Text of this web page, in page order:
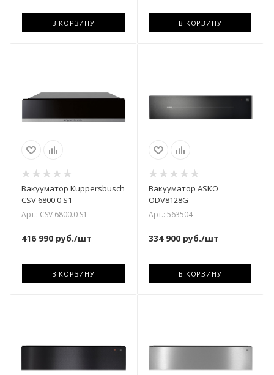
В КОРЗИНУ В КОРЗИНУ
Вакууматор Kuppersbusch
CSV 6800.0 S1
Арт.: CSV 6800.0 S1
416 990 руб./шт
В КОРЗИНУ
Вакууматор ASKO
ODV8128G
Арт.: 563504
334 900руб./шт
В КОРЗИНУ